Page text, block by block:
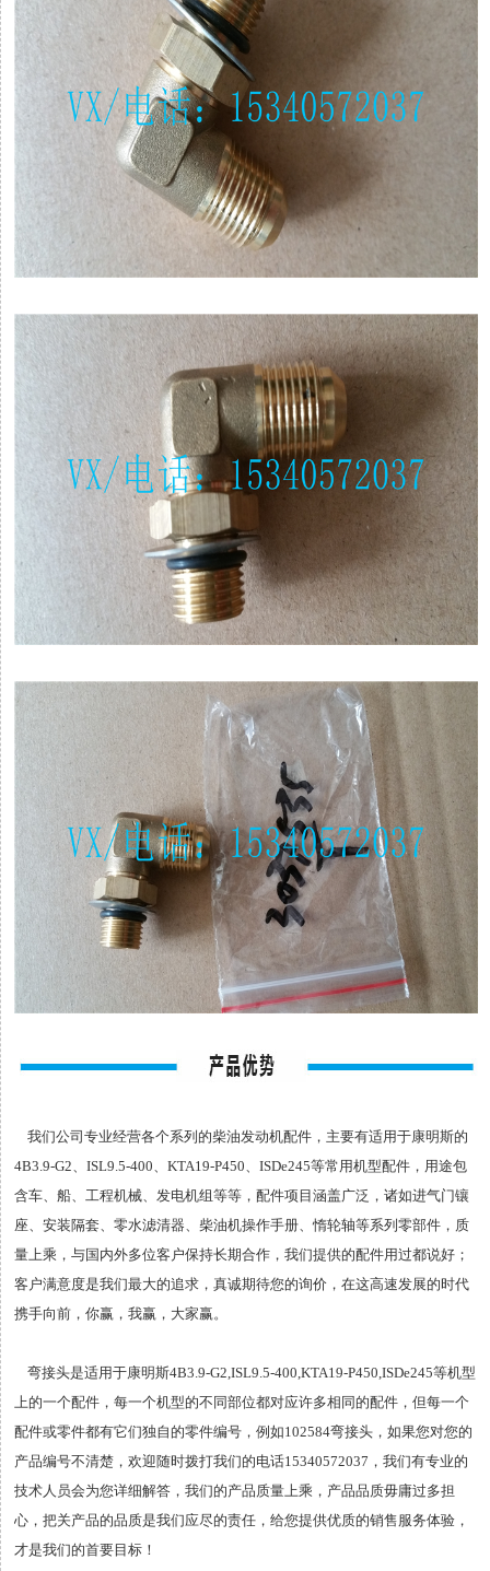
我们公司专业经营各个系列的柴油发动机配件，主要有适用于康明斯的
4B3.9-G2、ISL9.5-400、KTA19-P450、ISDe245等常用机型配件，用途包
含车、船、工程机械、发电机组等等，配件项目涵盖广泛，诸如进气门镶
座、安装隔套、零水滤清器、柴油机操作手册、惰轮轴等系列零部件，质
量上乘，与国内外多位客户保持长期合作，我们提供的配件用过都说好；
客户满意度是我们最大的追求，真诚期待您的询价，在这高速发展的时代
携手向前，你赢，我赢，大家赢。
弯接头是适用于康明斯4B3.9-G2,ISL9.5-400,KTA19-P450,ISDe245等机型
上的一个配件，每一个机型的不同部位都对应许多相同的配件，但每一个
配件或零件都有它们独自的零件编号，例如102584弯接头，如果您对您的
产品编号不清楚，欢迎随时拨打我们的电话15340572037，我们有专业的
技术人员会为您详细解答，我们的产品质量上乘，产品品质毋庸过多担
心，把关产品的品质是我们应尽的责任，给您提供优质的销售服务体验，
才是我们的首要目标！